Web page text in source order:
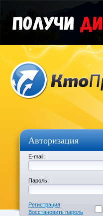
Авторизация
E-mail:
Пароль:
Регистрация
Восстановить пароль